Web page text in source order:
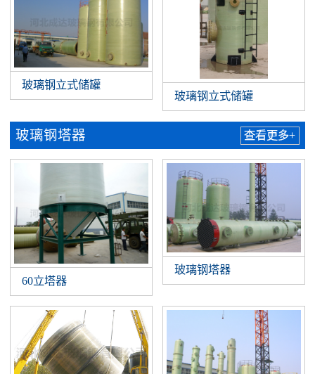
玻璃钢立式储罐
玻璃钢立式储罐
玻璃钢塔器 查看更多+
60立塔器
玻璃钢塔器